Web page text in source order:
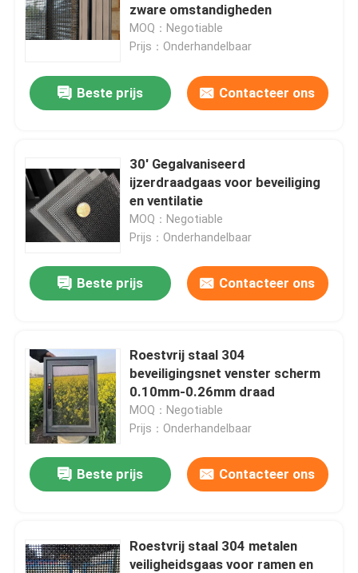
zware omstandigheden
MOQ：Negotiable
Prijs：Onderhandelbaar
Beste prijs Contacteer ons
30' Gegalvaniseerd
ijzerdraadgaas voor beveiliging
en ventilatie
MOQ：Negotiable
Prijs：Onderhandelbaar
Beste prijs Contacteer ons
Roestvrij staal 304
beveiligingsnet venster scherm
0.10mm-0.26mm draad
MOQ：Negotiable
Prijs：Onderhandelbaar
Beste prijs Contacteer ons
Roestvrij staal 304 metalen
veiligheidsgaas voor ramen en